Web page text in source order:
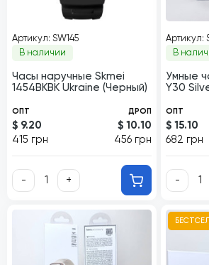
Артикул: SW145
В наличии
Часы наручные Skmei
1454BKBK Ukraine (Черный)
ОПТ
$ 9.20
415 грн
ДРОП
$ 10.10
456 грн
- +
Артикул:
В
Умные
Y30
ОПТ
$ 15.10
682 грн
-